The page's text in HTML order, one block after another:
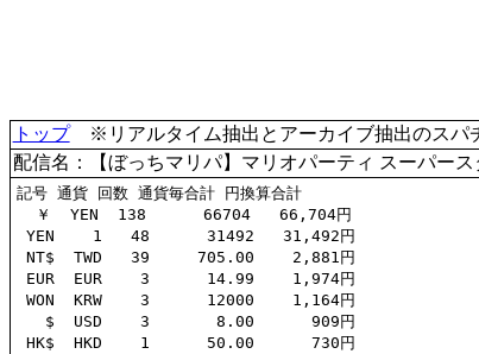
トップ※リアルタイム抽出とアーカイブ抽出のスパチ
配信名：【ぼっちマリパ】マリオパーティ スーパー
記号 通貨 回数 通貨毎合計 円換算合計
  ￥  YEN  138      66704   66,704円
YEN    1   48      31492   31,492円
NT$  TWD   39     705.00    2,881円
EUR  EUR    3      14.99    1,974円
WON  KRW    3      12000    1,164円
   $  USD    3       8.00      909円
HK$  HKD    1      50.00      730円